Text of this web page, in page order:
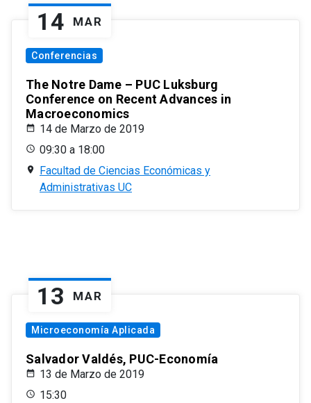
14 MAR
Conferencias
The Notre Dame – PUC Luksburg
Conference on Recent Advances in
Macroeconomics
14 de Marzo de 2019
09:30 a 18:00
Facultad de Ciencias Económicas y
Administrativas UC
13 MAR
Microeconomía Aplicada
Salvador Valdés, PUC-Economía
13 de Marzo de 2019
15:30